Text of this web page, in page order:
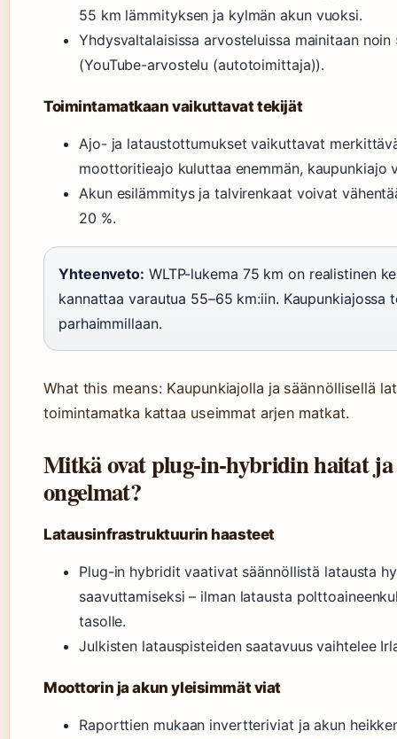
55 km lämmityksen ja kylmän akun vuoksi.
Yhdysvaltalaisissa arvosteluissa mainitaan
(YouTube-arvostelu (autotoimittaja)).
Toimintamatkaan vaikuttavat tekijät
Ajo- ja lataustottumukset vaikuttavat
moottoritieajo kuluttaa enemmän, kaupunkiajo
Akun esilämmitys ja talvirenkaat voivat
20 %.
Yhteenveto: WLTP-lukema 75 km on realistinen
kannattaa varautua 55–65 km:iin. Kaupunkiajossa
parhaimmillaan.
What this means: Kaupunkiajolla ja säännöllisellä
toimintamatka kattaa useimmat arjen matkat.
Mitkä ovat plug-in-hybridin haitat ja
ongelmat?
Latausinfrastruktuurin haasteet
Plug-in hybridit vaativat säännöllistä latausta
saavuttamiseksi – ilman latausta
tasolle.
Julkisten latauspisteiden saatavuus vaihtelee
Moottorin ja akun yleisimmät viat
Raporttien mukaan invertteriviat ja akun